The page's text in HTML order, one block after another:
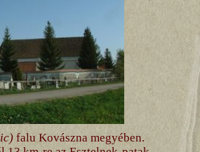
falu Kovászna megyében.